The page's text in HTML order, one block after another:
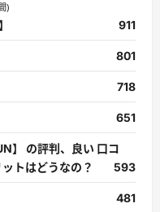
)
911
801
718
651
】 の評判、良い 口コ
トはどうなの？
593
481